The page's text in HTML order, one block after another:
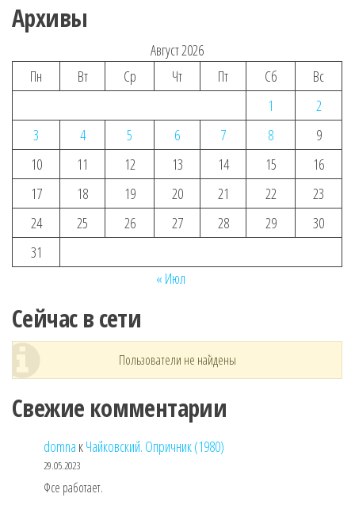
Архивы
Август 2026
Пн
Вт Ср Чт Пт Сб
Вс
1
2
3
4 5 6 7 8
9
10
11 12 13 14 15
16
17
18 19 20 21 22
23
24
25 26 27 28 29
30
31
« Июл
Сейчас в сети
Пользователи не найдены
Свежие комментарии
domna кЧайковский. Опричник (1980)
29.05.2023
Фсе работает.